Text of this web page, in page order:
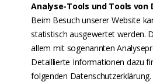
Analyse-Tools und Tools
Beim Besuch unserer Website
statistisch ausgewertet werden.
allem mit sogenannten
Detaillierte Informationen dazu
folgenden Datenschutzerklärung.